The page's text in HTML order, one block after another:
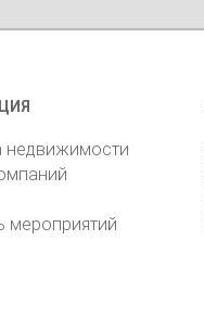
недвижимости
мероприятий